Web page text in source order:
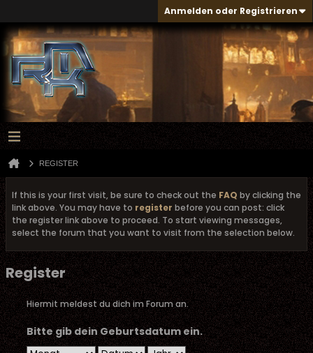
Anmelden oder Registrieren
REGISTER
If this is your first visit, be sure to check out the FAQ by clicking the
link above. You may have to register before you can post: click
the register link above to proceed. To start viewing messages,
select the forum that you want to visit from the selection below.
Register
Hiermit meldest du dich im Forum an.
Bitte gib dein Geburtsdatum ein.